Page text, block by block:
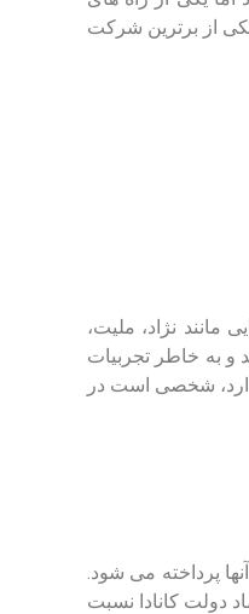
از برترین شرکت
مانند نژاد، ملیت،
به خاطر تجربیات
دارد، شخصی است در
پرداخته می شود.
دولت کانادا نسبت